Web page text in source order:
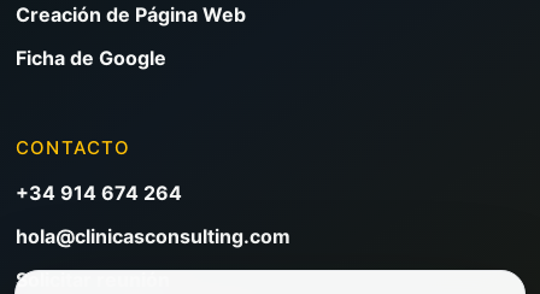
Creación de Página Web
Ficha de Google
CONTACTO
+34 914 674 264
hola@clinicasconsulting.com
Solicitar reunión